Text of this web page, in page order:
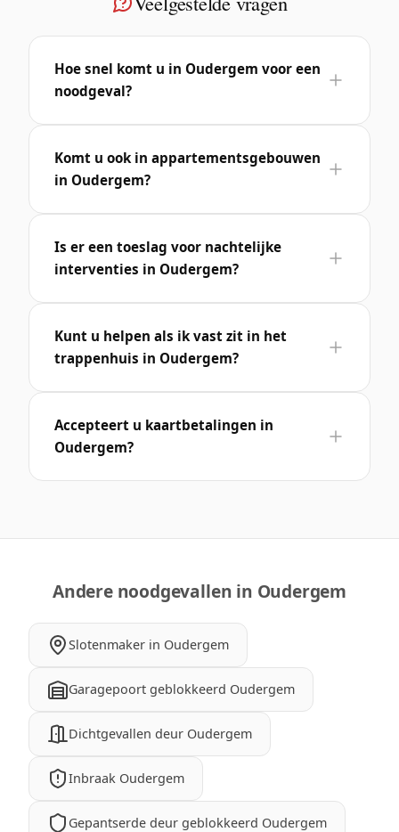
Hoe snel komt u in Oudergem voor een
noodgeval?
Komt u ook in appartementsgebouwen
in Oudergem?
Is er een toeslag voor nachtelijke
interventies in Oudergem?
Kunt u helpen als ik vast zit in het
trappenhuis in Oudergem?
Accepteert u kaartbetalingen in
Oudergem?
Andere noodgevallen in Oudergem
Slotenmaker in Oudergem
Garagepoort geblokkeerd Oudergem
Dichtgevallen deur Oudergem
Inbraak Oudergem
Gepantserde deur geblokkeerd Oudergem